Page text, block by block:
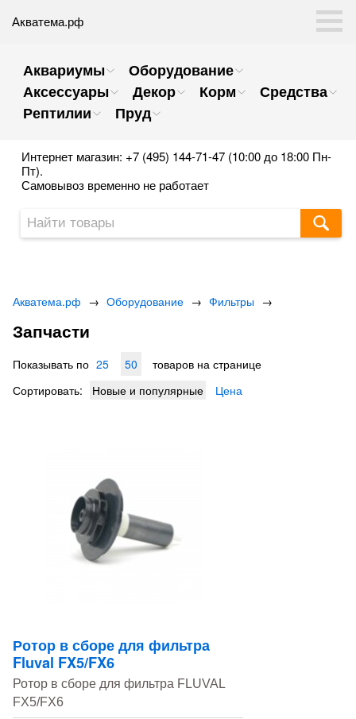
Акватема.рф
Аквариумы
Оборудование
Аксессуары
Декор Корм
Средства
Рептилии
Пруд
Интернет магазин: +7 (495) 144-71-47 (10:00 до 18:00 Пн-
Пт).
Самовывоз временно не работает
Акватема.рф → Оборудование → Фильтры →
Запчасти
Показывать по 25 50
товаров на странице
Сортировать:
Новые и популярные Цена
Ротор в сборе для фильтра
Fluval FX5/FX6
Ротор в сборе для фильтра FLUVAL
FX5/FX6